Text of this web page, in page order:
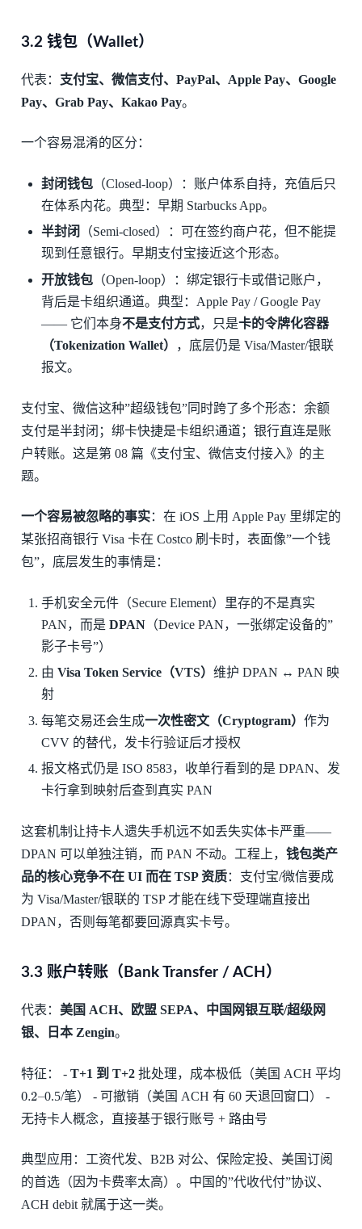
3.2 钱包（Wallet）
代表： 支付宝、微信支付、PayPal、Apple Pay、Google
Pay、Grab Pay、Kakao Pay。
一个容易混淆的区分：
封闭钱包 （Closed-loop）：账户体系自持，充值后只
在体系内花。典型：早期 Starbucks App。
半封闭
（Semi-closed）：可在签约商户花，但不能提
现到任意银行。早期支付宝接近这个形态。
开放钱包 （Open-loop）：绑定银行卡或借记账户，
背后是卡组织通道。典型：Apple Pay / Google Pay
—— 它们本身不是支付方式，只是卡的令牌化容器
（Tokenization Wallet）
，底层仍是 Visa/Master/银联
报文。
支付宝、微信这种”超级钱包”同时跨了多个形态：余额
支付是半封闭；绑卡快捷是卡组织通道；银行直连是账
户转账。这是第 08 篇《支付宝、微信支付接入》的主
题。
一个容易被忽略的事实：在 iOS 上用 Apple Pay 里绑定的
某张招商银行 Visa 卡在 Costco 刷卡时，表面像”一个钱
包”，底层发生的事情是：
手机安全元件（Secure Element）里存的不是真实
PAN，而是DPAN （Device PAN，一张绑定设备的”
影子卡号”）
由Visa Token Service（VTS）维护 DPAN ↔︎ PAN 映
射
每笔交易还会生成一次性密文（Cryptogram）作为
CVV 的替代，发卡行验证后才授权
报文格式仍是 ISO 8583，收单行看到的是 DPAN、发
卡行拿到映射后查到真实 PAN
这套机制让持卡人遗失手机远不如丢失实体卡严重——
DPAN 可以单独注销，而 PAN 不动。工程上， 钱包类产
品的核心竞争不在 UI 而在 TSP 资质：支付宝/微信要成
为 Visa/Master/银联的 TSP 才能在线下受理端直接出
DPAN，否则每笔都要回源真实卡号。
3.3 账户转账（Bank Transfer / ACH）
代表： 美国 ACH、欧盟 SEPA、中国网银互联/超级网
银、日本 Zengin。
特征： - T+1 到 T+2批处理，成本极低（美国 ACH 平均
0.2
–
0.5/笔） - 可撤销（美国 ACH 有 60 天退回窗口） -
无持卡人概念，直接基于银行账号 + 路由号
典型应用：工资代发、B2B 对公、保险定投、美国订阅
的首选（因为卡费率太高）。中国的”代收代付”协议、
ACH debit 就属于这一类。